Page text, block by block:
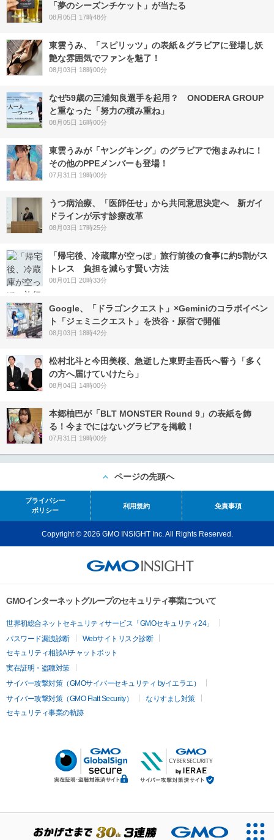
「夢のシーズンチケット」が当たる
08月05日 17時48分
東雲うみ、「スピリッツ」の表紙＆グラビアに登場し妖
艶な雰囲気でファンを魅了！
08月03日 18時00分
なぜ59歳の三浦知良選手を起用？ ONODERA GROUP
と重なった「努力の積み重ね」
08月05日 16時00分
東雲うみが「ヤングキング」のグラビアで泡まみれに！
その他のPPEメンバーも登場！
07月31日 19時00分
うつ病治療、「医師任せ」から共同意思決定へ 新ガイ
ドラインが示す診療改革
08月03日 17時25分
「帰宅後、冷蔵庫が空っぽ」旅行前後の食事に約5割がス
トレス 負担を減らす賢い方法
08月01日 20時33分
Google、「ドラゴンクエスト」×Geminiのコラボイベン
ト「ジェミニクエスト」を渋谷・原宿で開催
08月03日 18時42分
松村北斗と今田美桜、急逝した東野圭吾氏へ誓う「多く
の方へ届けていけたら」
08月04日 14時00分
本郷柚巴が「BLT MONSTER Round 9」の表紙を飾
る！今までにはないグラビアを掲載！
07月31日 19時00分
ページの先頭へ
プライバシー
ポリシー
利用規約 免責事項
Copyright © 2026 GMO INSIGHT Inc. All Rights Reserved.
GMOインターネットグループのセキュリティ事業について
世界初総合ネットセキュリティサービス「GMOセキュリティ24」
パスワード漏洩診断
Webサイトリスク診断
セキュリティ相談AIチャットボット
実在証明・盗聴対策
サイバー攻撃対策（GMOサイバーセキュリティ byイエラエ）
サイバー攻撃対策（GMO Flatt Security）
なりすまし対策
セキュリティ事業の軌跡